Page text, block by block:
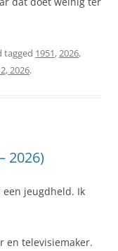
tagged 1951,2026,
2026.
2026)
jeugdheld. Ik
en televisiemaker.